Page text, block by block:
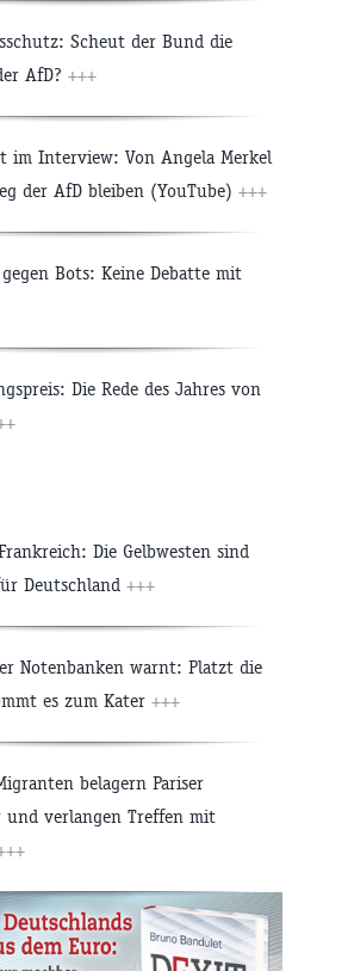
Scheut der Bund die
AfD? +++
im Interview: Von Angela Merkel
der AfD bleiben (YouTube) +++
Bots: Keine Debatte mit
Die Rede des Jahres von
Die Gelbwesten sind
Deutschland +++
Notenbanken warnt: Platzt die
es zum Kater +++
belagern Pariser
und verlangen Treffen mit